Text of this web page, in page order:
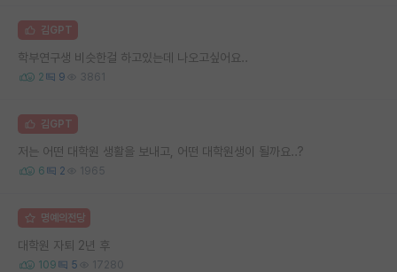
김GPT
학부연구생 비슷한걸 하고있는데 나오고싶어요..
2 9 3861
김GPT
저는 어떤 대학원 생활을 보내고, 어떤 대학원생이 될까요..?
6 2 1965
명예의전당
대학원 자퇴 2년 후
109 5 17280